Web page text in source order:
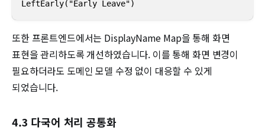
LeftEarly("Early Leave")
또한 프론트엔드에서는 DisplayName Map을 통해 화면
표현을 관리하도록 개선하였습니다. 이를 통해 화면 변경이
필요하더라도 도메인 모델 수정 없이 대응할 수 있게
되었습니다.
4.3 다국어 처리 공통화